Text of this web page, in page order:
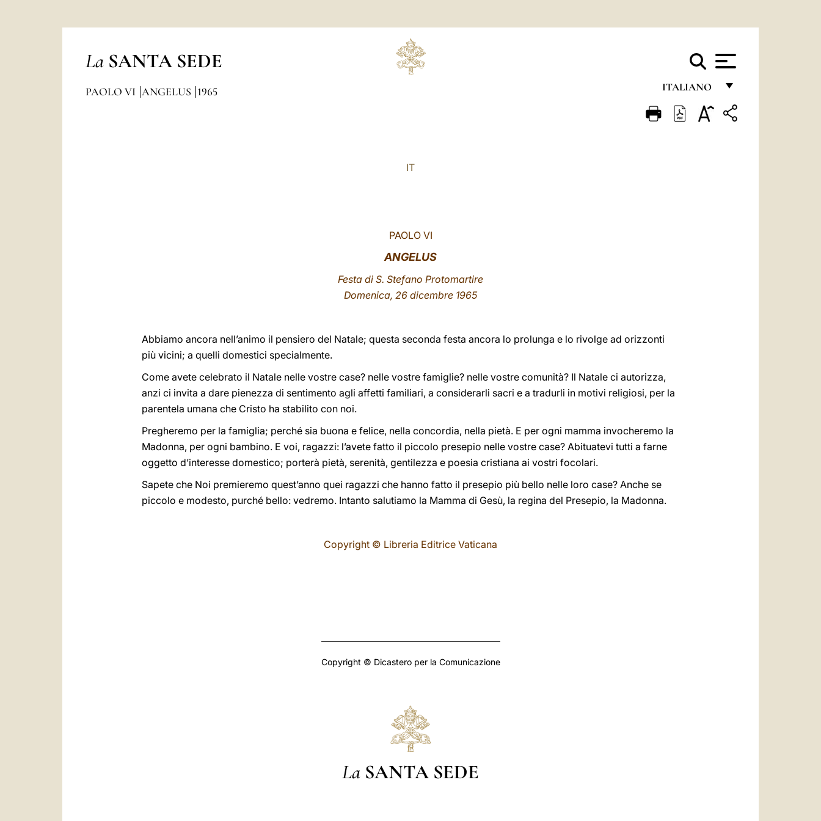
La SANTA SEDE
ITALIANO
FRANÇAIS
PAOLO VI ANGELUS 1965
IT
PAOLO VI
ANGELUS
Festa di S. Stefano Protomartire
Domenica, 26 dicembre 1965
Abbiamo ancora nell’animo il pensiero del Natale; questa seconda festa ancora lo prolunga e lo rivolge ad orizzonti
più vicini; a quelli domestici specialmente.
Come avete celebrato il Natale nelle vostre case? nelle vostre famiglie? nelle vostre comunità? Il Natale ci autorizza,
anzi ci invita a dare pienezza di sentimento agli affetti familiari, a considerarli sacri e a tradurli in motivi religiosi, per la
parentela umana che Cristo ha stabilito con noi.
Pregheremo per la famiglia; perché sia buona e felice, nella concordia, nella pietà. E per ogni mamma invocheremo la
Madonna, per ogni bambino. E voi, ragazzi: l’avete fatto il piccolo presepio nelle vostre case? Abituatevi tutti a farne
oggetto d’interesse domestico; porterà pietà, serenità, gentilezza e poesia cristiana ai vostri focolari.
Sapete che Noi premieremo quest’anno quei ragazzi che hanno fatto il presepio più bello nelle loro case? Anche se
piccolo e modesto, purché bello: vedremo. Intanto salutiamo la Mamma di Gesù, la regina del Presepio, la Madonna.
Copyright © Libreria Editrice Vaticana
Copyright © Dicastero per la Comunicazione
La SANTA SEDE